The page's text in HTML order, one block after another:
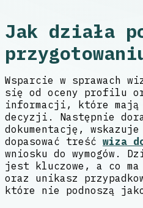
Jak działa
Wsparcie w sprawach
się od oceny profilu
informacji, które mają
decyzji. Następnie
dokumentację,
dopasować treść wiza
wniosku do wymogów.
jest kluczowe, a co ma
oraz unikasz
które nie podnoszą